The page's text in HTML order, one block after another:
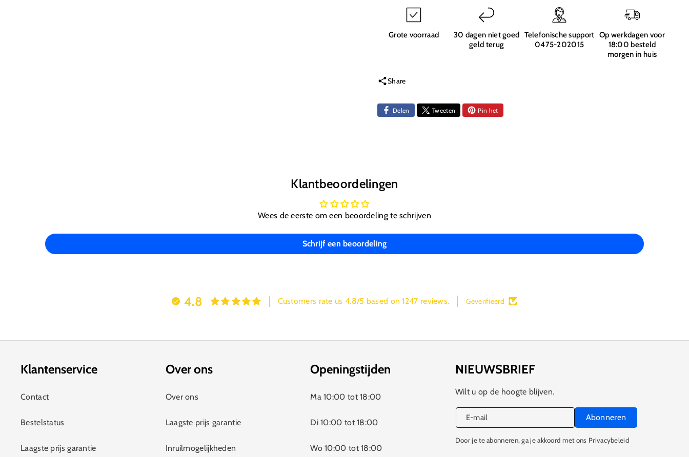
Banden
Velgen
Velgen
Grote voorraad
30 dagen niet goed
geld terug
Telefonische support
0475-202015
Op werkdagen voor
18:00 besteld
morgen in huis
Share
Delen Tweeten Pin het
Klantbeoordelingen
Wees de eerste om een beoordeling te schrijven
Schrijf een beoordeling
4.8 Customers rate us 4.8/5 based on 1247 reviews. Geverifieerd
Klantenservice
Contact
Bestelstatus
Laagste prijs garantie
Over ons
Over ons
Laagste prijs garantie
Inruilmogelijkheden
Openingstijden
Ma 10:00 tot 18:00
Di 10:00 tot 18:00
Wo 10:00 tot 18:00
NIEUWSBRIEF
Wilt u op de hoogte blijven.
E‑mail Abonneren
Door je te abonneren, ga je akkoord met ons Privacybeleid